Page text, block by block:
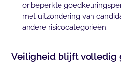
onbeperkte
met uitzondering van
andere risicocategorieën.
Veiligheid blijft volledig